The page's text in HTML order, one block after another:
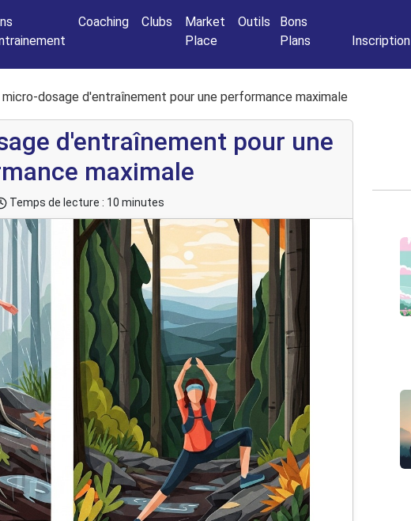
Coaching Clubs
Market
Place
Outils
Bons
Plans
Inscription
micro-dosage d'entraînement pour une performance maximale
d'entraînement pour une
maximale
Temps de lecture : 10 minutes